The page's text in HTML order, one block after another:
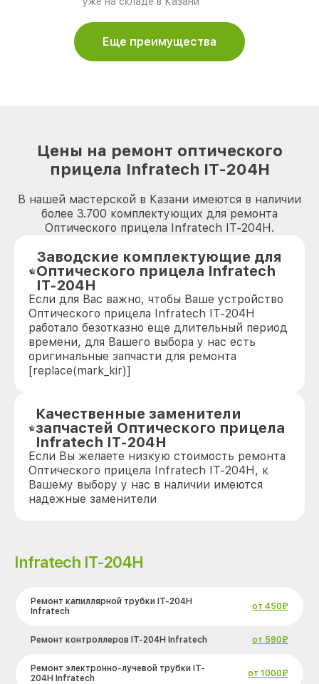
Еще преимущества
Цены на ремонт оптического
прицела Infratech IT-204H
В нашей мастерской в Казани имеются в наличии
более 3.700 комплектующих для ремонта
Оптического прицела Infratech IT-204H.
Заводские комплектующие для
Оптического прицела Infratech
IT-204H
Если для Вас важно, чтобы Ваше устройство
Оптического прицела Infratech IT-204H
работало безотказно еще длительный период
времени, для Вашего выбора у нас есть
оригинальные запчасти для ремонта
[replace(mark_kir)]
Качественные заменители
запчастей Оптического прицела
Infratech IT-204H
Если Вы желаете низкую стоимость ремонта
Оптического прицела Infratech IT-204H, к
Вашему выбору у нас в наличии имеются
надежные заменители
Infratech IT-204H
Ремонт капиллярной трубки IT-204H
Infratech
от 450₽
Ремонт контроллеров IT-204H Infratech от 590₽
Ремонт электронно-лучевой трубки IT-
204H Infratech
от 1000₽